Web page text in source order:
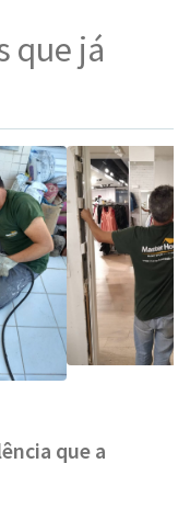
que já
que a